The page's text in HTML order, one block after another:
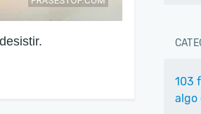
103
algo